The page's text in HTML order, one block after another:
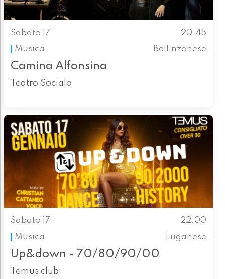
Sabato 17
20.45
Musica
Bellinzonese
Camina Alfonsina
Teatro Sociale
Sabato 17
22.00
Musica
Luganese
Up&down - 70/80/90/00
Temus club